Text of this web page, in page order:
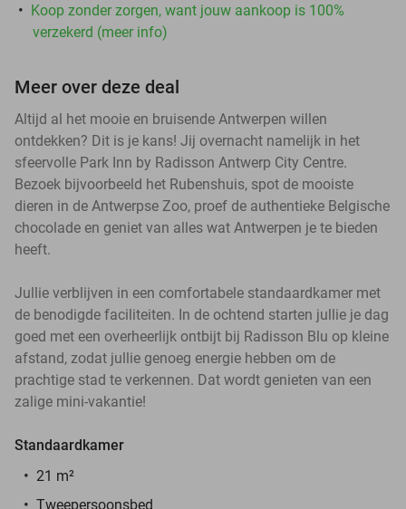
Koop zonder zorgen, want jouw aankoop is 100%
verzekerd (meer info)
Meer over deze deal
Altijd al het mooie en bruisende Antwerpen willen
ontdekken? Dit is je kans! Jij overnacht namelijk in het
sfeervolle Park Inn by Radisson Antwerp City Centre.
Bezoek bijvoorbeeld het Rubenshuis, spot de mooiste
dieren in de Antwerpse Zoo, proef de authentieke Belgische
chocolade en geniet van alles wat Antwerpen je te bieden
heeft.
Jullie verblijven in een comfortabele standaardkamer met
de benodigde faciliteiten. In de ochtend starten jullie je dag
goed met een overheerlijk ontbijt bij Radisson Blu op kleine
afstand, zodat jullie genoeg energie hebben om de
prachtige stad te verkennen. Dat wordt genieten van een
zalige mini-vakantie!
Standaardkamer
21 m²
Tweepersoonsbed